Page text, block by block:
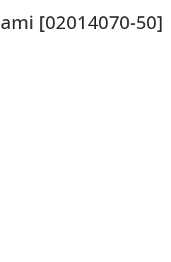
[02014070-50]